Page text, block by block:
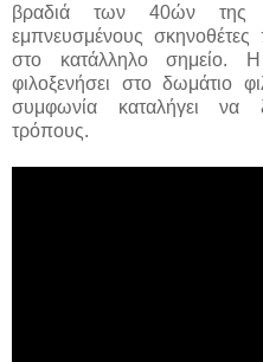
βραδιά των 40ών της
εμπνευσμένους σκηνοθέτες
στο κατάλληλο σημείο.
φιλοξενήσει στο δωμάτιο
συμφωνία καταλήγει να
τρόπους.